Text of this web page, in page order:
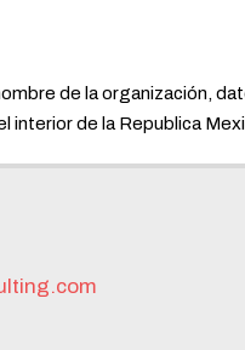
de la organización,
de la Republica